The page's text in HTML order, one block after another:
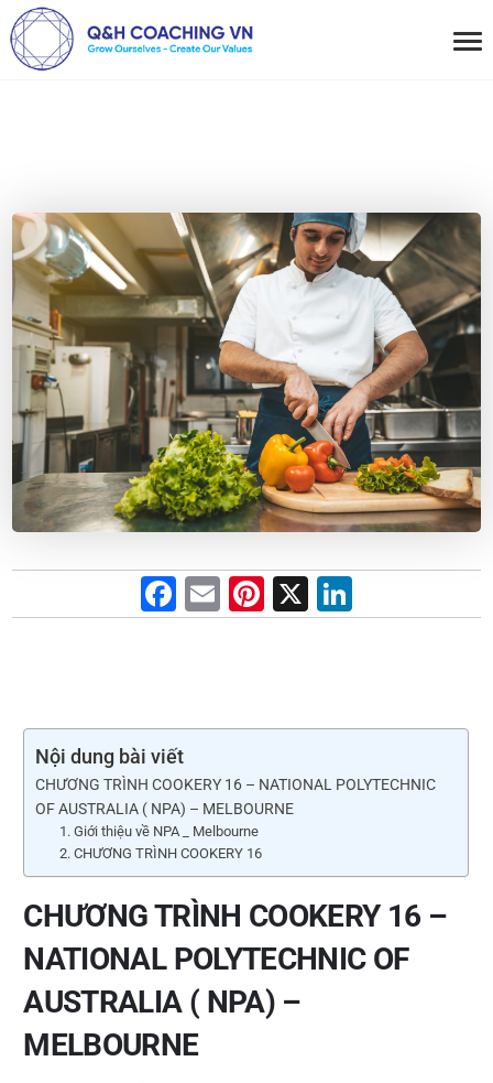
F
a
b
o
o
k
E
m
Pi
nt
st
X
n
dI
n
Nội dung bài viết
CHƯƠNG TRÌNH COOKERY 16 – NATIONAL POLYTECHNIC
OF AUSTRALIA ( NPA) – MELBOURNE
1. Giới thiệu về NPA _ Melbourne
2. CHƯƠNG TRÌNH COOKERY 16
CHƯƠNG TRÌNH COOKERY 16 –
NATIONAL POLYTECHNIC OF
AUSTRALIA ( NPA) –
MELBOURNE